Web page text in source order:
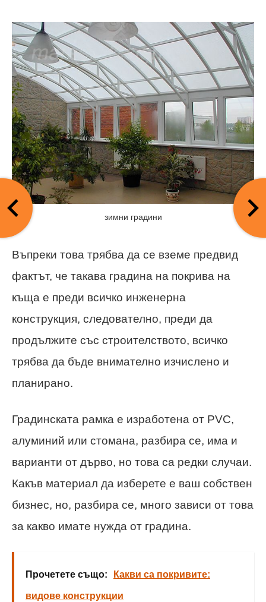
зимни градини
Въпреки това трябва да се вземе предвид
фактът, че такава градина на покрива на
къща е преди всичко инженерна
конструкция, следователно, преди да
продължите със строителството, всичко
трябва да бъде внимателно изчислено и
планирано.
Градинската рамка е изработена от PVC,
алуминий или стомана, разбира се, има и
варианти от дърво, но това са редки случаи.
Какъв материал да изберете е ваш собствен
бизнес, но, разбира се, много зависи от това
за какво имате нужда от градина.
Прочетете също: Какви са покривите:
видове конструкции